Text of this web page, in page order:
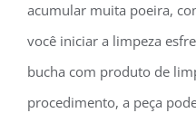
acumular muita poeira,
você iniciar a limpeza
bucha com produto de
procedimento, a peça